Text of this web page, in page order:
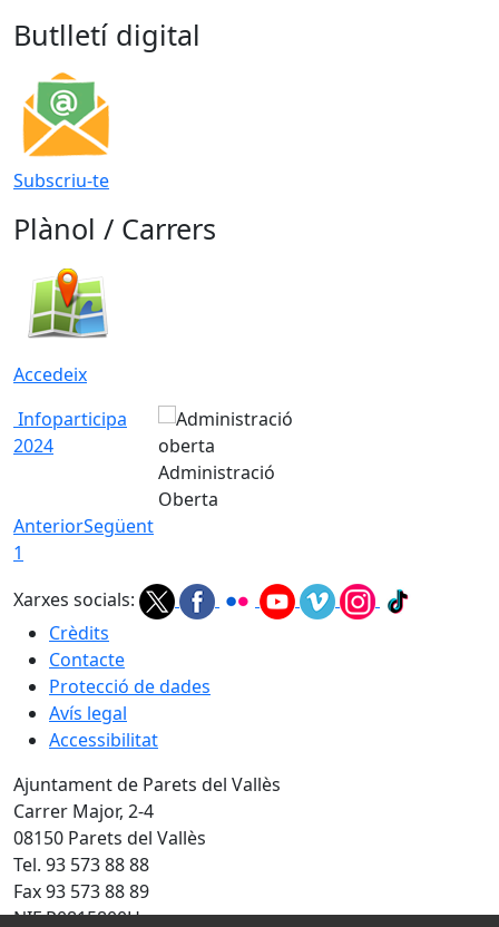
Butlletí digital
Subscriu-te
Plànol / Carrers
Accedeix
Infoparticipa
2024
Administració
Oberta
AnteriorSegüent
1
Xarxes socials:
Crèdits
Contacte
Protecció de dades
Avís legal
Accessibilitat
Ajuntament de Parets del Vallès
Carrer Major, 2-4
08150 Parets del Vallès
Tel. 93 573 88 88
Fax 93 573 88 89
NIF P0815800H